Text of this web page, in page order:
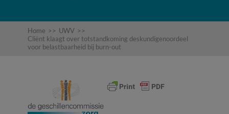
Home >> UWV >>
Cliënt klaagt over totstandkoming deskundigenoordeel
voor belastbaarheid bij burn-out